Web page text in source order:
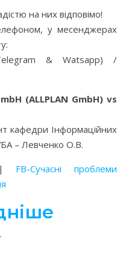
на них відповімо!
у месенджерах
& Watsapp) /
(ALLPLAN GmbH) vs
кафедри Інформаційних
– Левченко О.В.
FB-Сучасні проблеми